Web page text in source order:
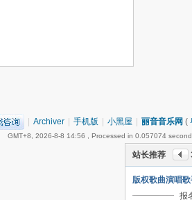
站长推荐
版权歌曲演唱
报
| Archiver | 手机版 | 小黑屋 | 丽音音乐网 (
GMT+8, 2026-8-8 14:56 , Processed in 0.057074